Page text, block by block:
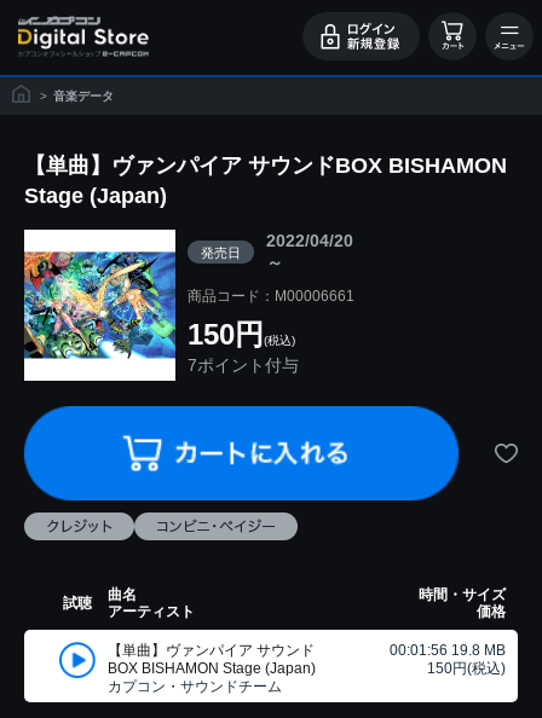
> 音楽データ
【単曲】ヴァンパイア サウンドBOX BISHAMON
Stage (Japan)
発売日
2022/04/20
～
商品コード：M00006661
150円 (税込)
7ポイント付与
試聴
曲名
アーティスト
時間・サイズ
価格
【単曲】ヴァンパイア サウンド
BOX BISHAMON Stage (Japan)
カプコン・サウンドチーム
00:01:56 19.8 MB
150円(税込)